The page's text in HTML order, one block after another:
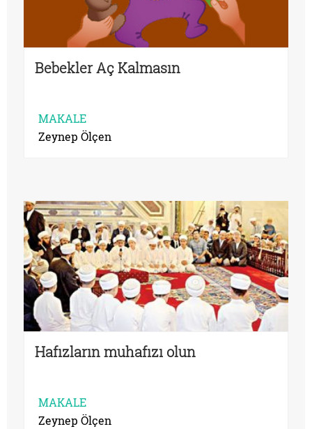
Bebekler Aç Kalmasın
MAKALE
Zeynep Ölçen
Hafızların muhafızı olun
MAKALE
Zeynep Ölçen